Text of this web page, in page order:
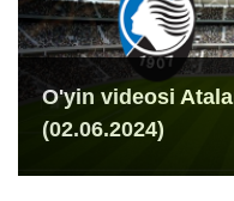
O'yin videosi
(02.06.2024)